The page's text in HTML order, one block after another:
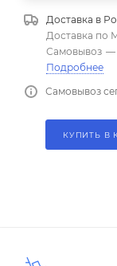
Доставка в
Доставка по
Самовывоз —
Подробнее
Самовывоз
КУПИТЬ В